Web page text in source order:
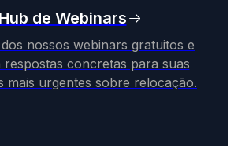
Hub de Webinars
nossos webinars gratuitos e
respostas concretas para suas
mais urgentes sobre relocação.